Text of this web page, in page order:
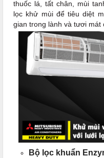
thuốc lá, tất chân, mùi
lọc khử mùi để tiêu diệt
gian trong lành và tươi mát
Bộ lọc khuẩn